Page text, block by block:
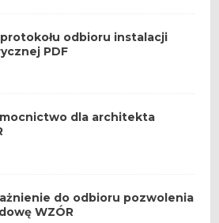
odbioru instalacji
PDF
dla architekta
do odbioru pozwolenia
WZÓR